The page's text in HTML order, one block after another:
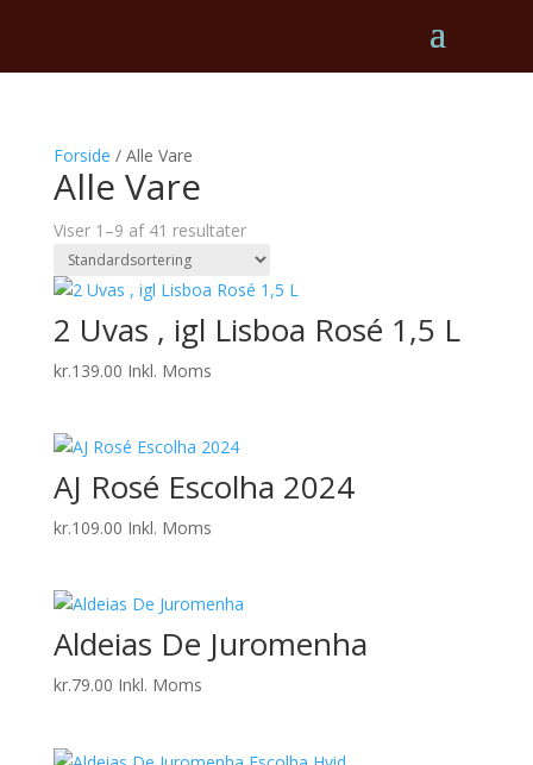
Forside / Alle Vare
Alle Vare
Viser 1–9 af 41 resultater
2 Uvas , igl Lisboa Rosé 1,5 L
kr.139.00 Inkl. Moms
AJ Rosé Escolha 2024
kr.109.00 Inkl. Moms
Aldeias De Juromenha
kr.79.00 Inkl. Moms